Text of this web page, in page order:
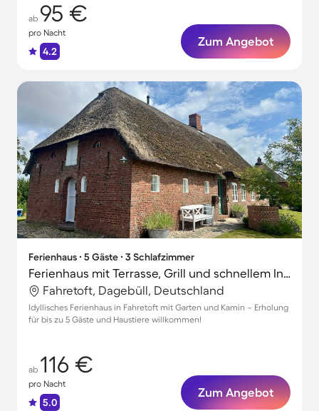
ab 95 €
pro Nacht
4.2
Zum Angebot
Ferienhaus ∙ 5 Gäste ∙ 3 Schlafzimmer
Ferienhaus mit Terrasse, Grill und schnellem Internet | Gartenblick | Ideal für Homeoffice
Fahretoft, Dagebüll, Deutschland
Idyllisches Ferienhaus in Fahretoft mit Garten und Kamin – Erholung
für bis zu 5 Gäste und Haustiere willkommen!
ab 116 €
pro Nacht
5.0
Zum Angebot